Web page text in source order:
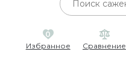
0
Избранное
Сравнение